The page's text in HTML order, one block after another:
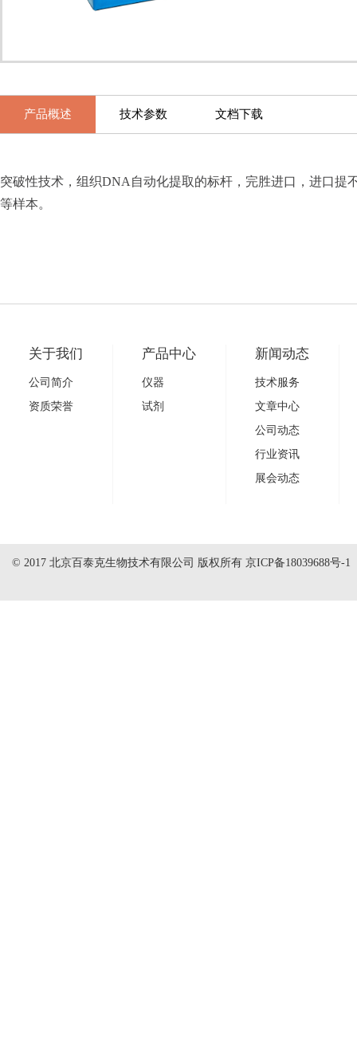
产品概述 技术参数 文档下载
突破性技术，组织DNA自动化提取的标杆，完胜进口，进口
等样本。
关于我们
公司简介
资质荣誉
产品中心
仪器
试剂
新闻动态
技术服务
文章中心
公司动态
行业资讯
展会动态
© 2017 北京百泰克生物技术有限公司 版权所有 京ICP备18039688号-1